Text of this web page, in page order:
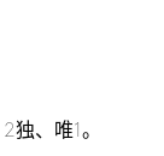
、唯1。